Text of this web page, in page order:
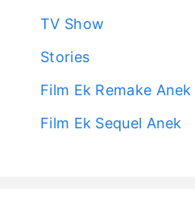
TV Show
Stories
Film Ek Remake Anek
Film Ek Sequel Anek